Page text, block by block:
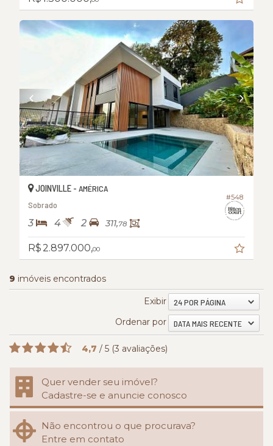
#548
JOINVILLE - AMÉRICA
Sobrado
3 4 2 311,78
R$ 2.897.000,00
9 imóveis encontrados
Exibir 24 POR PÁGINA
Ordenar por DATA MAIS RECENTE
4,7 / 5 (3 avaliações)
Quer vender seu imóvel?
Cadastre-se e anuncie conosco
Não encontrou o que procurava?
Entre em contato